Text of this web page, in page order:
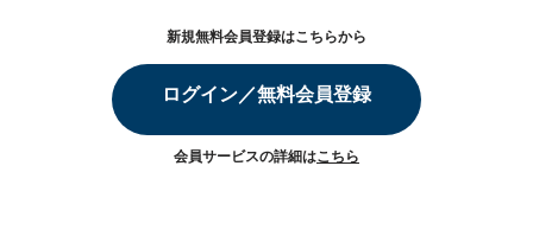
新規無料会員登録はこちらから
ログイン／無料会員登録
会員サービスの詳細はこちら